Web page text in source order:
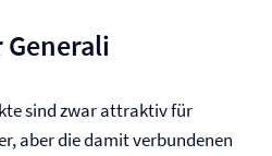
Generali
sind zwar attraktiv für
aber die damit verbundenen